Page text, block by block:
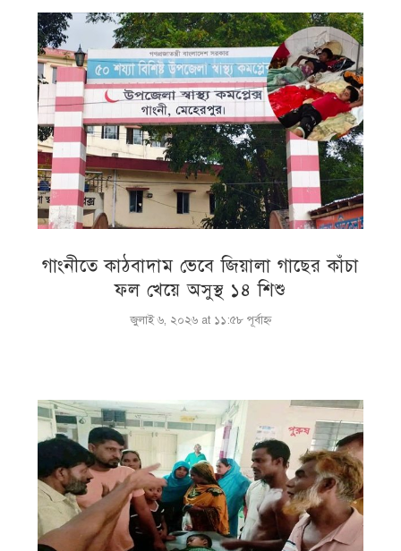
গাংনীতে কাঠবাদাম ভেবে জিয়ালা গাছের কাঁচা
ফল খেয়ে অসুস্থ ১৪ শিশু
জুলাই ৬, ২০২৬ at ১১:৫৮ পূর্বাহ্ণ